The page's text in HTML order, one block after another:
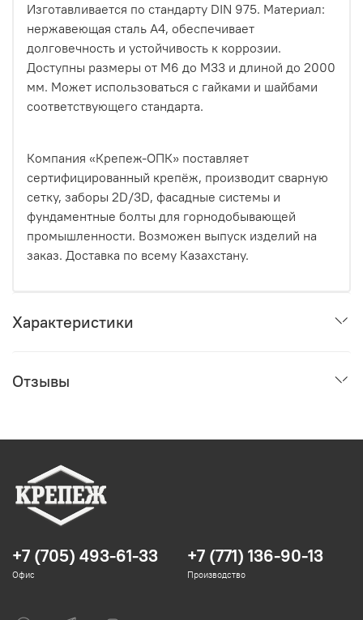
Изготавливается по стандарту DIN 975. Материал:
нержавеющая сталь А4, обеспечивает
долговечность и устойчивость к коррозии.
Доступны размеры от М6 до М33 и длиной до 2000
мм. Может использоваться с гайками и шайбами
соответствующего стандарта.
Компания «Крепеж-ОПК» поставляет
сертифицированный крепёж, производит сварную
сетку, заборы 2D/3D, фасадные системы и
фундаментные болты для горнодобывающей
промышленности. Возможен выпуск изделий на
заказ. Доставка по всему Казахстану.
Характеристики
Отзывы
+7 (705) 493-61-33
Офис
+7 (771) 136-90-13
Производство